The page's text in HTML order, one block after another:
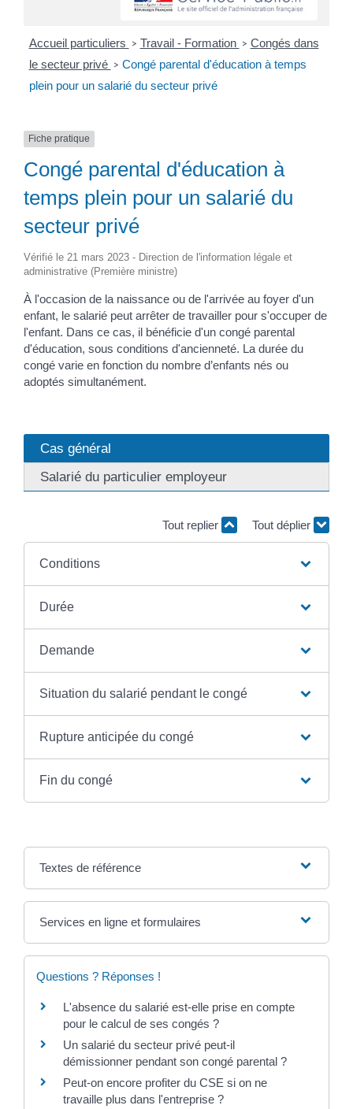
Accueil particuliers > Travail - Formation > Congés dans
le secteur privé > Congé parental d'éducation à temps
plein pour un salarié du secteur privé
Fiche pratique
Congé parental d'éducation à
temps plein pour un salarié du
secteur privé
Vérifié le 21 mars 2023 - Direction de l'information légale et
administrative (Première ministre)
À l'occasion de la naissance ou de l'arrivée au foyer d'un
enfant, le salarié peut arrêter de travailler pour s'occuper de
l'enfant. Dans ce cas, il bénéficie d'un congé parental
d'éducation, sous conditions d'ancienneté. La durée du
congé varie en fonction du nombre d’enfants nés ou
adoptés simultanément.
Cas général
Salarié du particulier employeur
Tout replier Tout déplier
Conditions
Durée
Demande
Situation du salarié pendant le congé
Rupture anticipée du congé
Fin du congé
Textes de référence
Services en ligne et formulaires
Questions ? Réponses !
L'absence du salarié est-elle prise en compte
pour le calcul de ses congés ?
Un salarié du secteur privé peut-il
démissionner pendant son congé parental ?
Peut-on encore profiter du CSE si on ne
travaille plus dans l'entreprise ?